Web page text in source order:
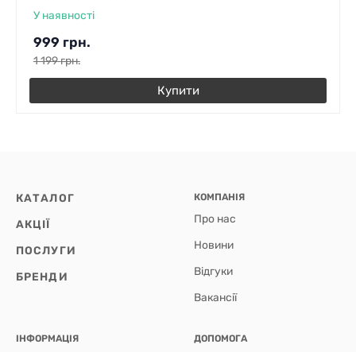
У наявності
999 грн.
1 199грн.
Купити
КАТАЛОГ
АКЦІЇ
ПОСЛУГИ
БРЕНДИ
КОМПАНІЯ
Про нас
Новини
Відгуки
Вакансії
ІНФОРМАЦІЯ ДОПОМОГА